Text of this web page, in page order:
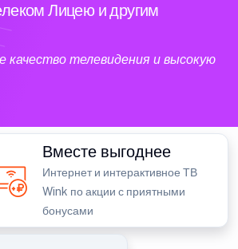
Лицею и другим
телевидения и высокую
Вместе выгоднее
Интернет и интерактивное ТВ
Wink по акции с приятными
бонусами